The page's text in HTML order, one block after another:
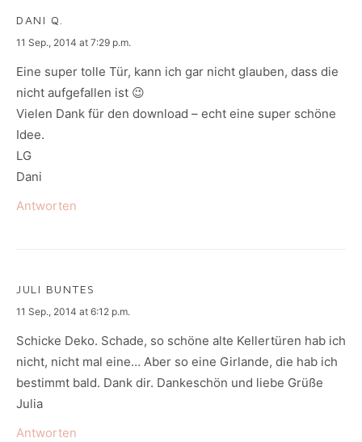
DANI Q.
says:
11 Sep., 2014 at 7:29 p.m.
Eine super tolle Tür, kann ich gar nicht glauben, dass die
nicht aufgefallen ist 😉
Vielen Dank für den download – echt eine super schöne
Idee.
LG
Dani
Antworten
JULI BUNTES
says:
11 Sep., 2014 at 6:12 p.m.
Schicke Deko. Schade, so schöne alte Kellertüren hab ich
nicht, nicht mal eine… Aber so eine Girlande, die hab ich
bestimmt bald. Dank dir. Dankeschön und liebe Grüße
Julia
Antworten